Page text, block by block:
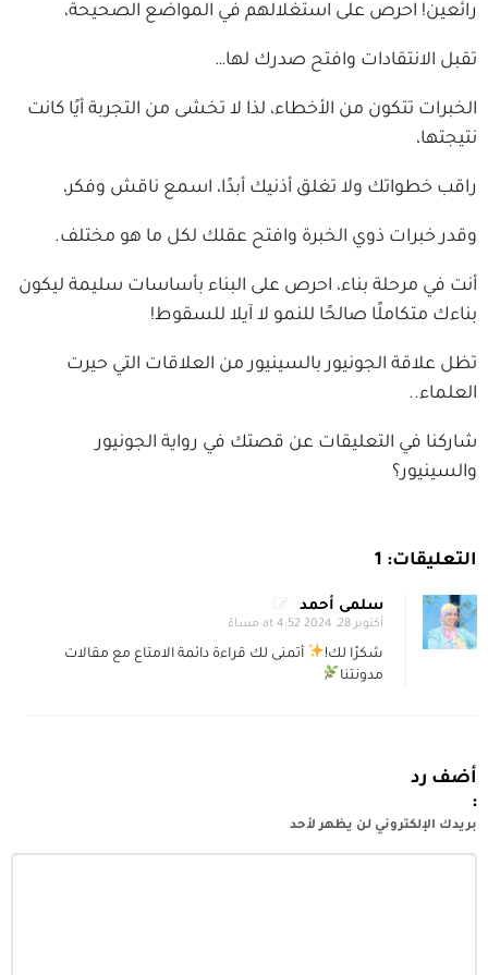
رائعين! احرص على استغلالهم في المواضع الصحيحة،
تقبل الانتقادات وافتح صدرك لها…
الخبرات تتكون من الأخطاء، لذا لا تخشى من التجربة أيًا كانت
نتيجتها،
راقب خطواتك ولا تغلق أذنيك أبدًا، اسمع ناقش وفكر،
وقدر خبرات ذوي الخبرة وافتح عقلك لكل ما هو مختلف.
أنت في مرحلة بناء، احرص على البناء بأساسات سليمة ليكون
بناءك متكاملًا صالحًا للنمو لا آيلا للسقوط!
تظل علاقة الجونيور بالسينيور من العلاقات التي حيرت
العلماء..
شاركنا في التعليقات عن قصتك في رواية الجونيور
والسينيور؟
سلمى أحمد
أكتوبر 28, 2024 at 4:52 مساءً
شكرًا لك!
أتمنى لك قراءة دائمة الامتاع مع مقالات
مدونتنا
: